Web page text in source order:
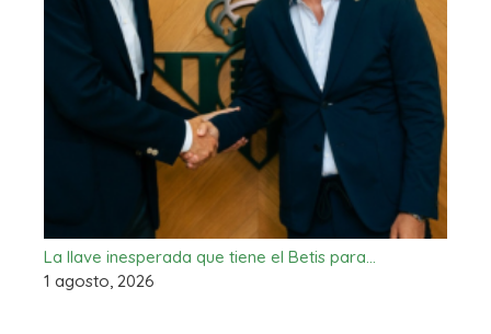
La llave inesperada que tiene el Betis para…
1 agosto, 2026